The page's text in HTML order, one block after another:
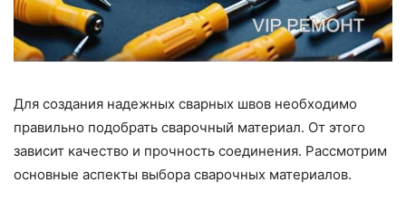
Для создания надежных сварных швов необходимо
правильно подобрать сварочный материал. От этого
зависит качество и прочность соединения. Рассмотрим
основные аспекты выбора сварочных материалов.